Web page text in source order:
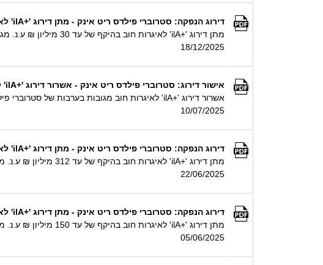
דירוג הנפקה: סטרוברי פילדס ריט אינק - מתן דירוג '+ilA' לאיגרות חוב בהיקף של עד 30 מיליון ₪ ע.נ. מגובות בערבות של סטרוברי פילדס ריט לימיטד
מתן דירוג '+ilA' לאיגרות חוב בהיקף של עד 30 מיליון ₪ ע.נ. מגובות בערבות של סטרוברי פילדס ריט לימיטד
18/12/2025
אישור דירוג: סטרוברי פילדס ריט אינק - אשרור דירוג '+ilA' לאיגרות חוב מגובות בערבות של סטרוברי פילדס ריט לימיטד
אשרור דירוג '+ilA' לאיגרות חוב מגובות בערבות של סטרוברי פילדס ריט לימיטד
10/07/2025
דירוג הנפקה: סטרוברי פילדס ריט אינק - מתן דירוג '+ilA' לאיגרות חוב בהיקף של עד 312 מיליון ₪ ע.נ. מגובות בערבות של סטרוברי פילדס ריט לימיטד
מתן דירוג '+ilA' לאיגרות חוב בהיקף של עד 312 מיליון ₪ ע.נ. מגובות בערבות של סטרוברי פילדס ריט לימיטד
22/06/2025
דירוג הנפקה: סטרוברי פילדס ריט אינק - מתן דירוג '+ilA' לאיגרות חוב בהיקף של עד 150 מיליון ₪ ע.נ. מגובות בערבות של סטרוברי פילדס ריט לימיטד
מתן דירוג '+ilA' לאיגרות חוב בהיקף של עד 150 מיליון ₪ ע.נ. מגובות בערבות של סטרוברי פילדס ריט לימיטד
05/06/2025